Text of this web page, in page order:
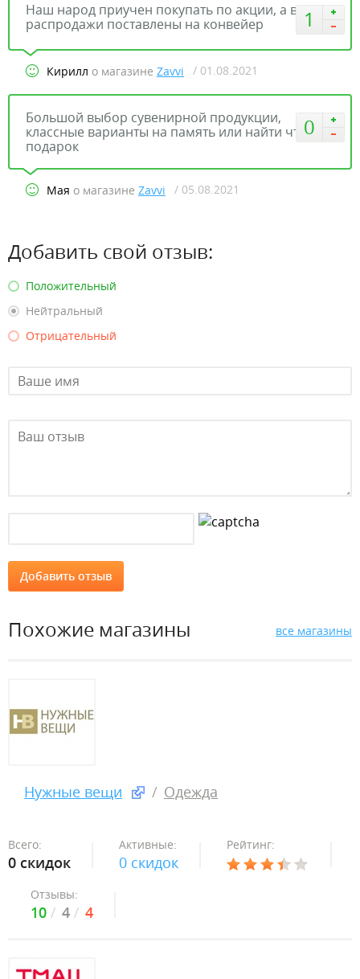
1
Наш народ приучен покупать по акции, а в zavvi
распродажи поставлены на конвейер
Кирилл о магазине Zavvi / 01.08.2021
0
Большой выбор сувенирной продукции,
классные варианты на память или найти что на
подарок
Мая о магазине Zavvi / 05.08.2021
Добавить свой отзыв:
Положительный
Нейтральный
Отрицательный
Похожие магазины все магазины
Нужные вещи Одежда
Всего:
0 скидок
Активные:
0 скидок
Рейтинг:
Отзывы:
10 4 4